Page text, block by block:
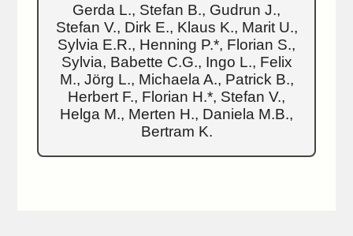
Gerda L., Stefan B., Gudrun J.,
Stefan V., Dirk E., Klaus K., Marit U.,
Sylvia E.R., Henning P.*, Florian S.,
Sylvia, Babette C.G., Ingo L., Felix
M., Jörg L., Michaela A., Patrick B.,
Herbert F., Florian H.*, Stefan V.,
Helga M., Merten H., Daniela M.B.,
Bertram K.